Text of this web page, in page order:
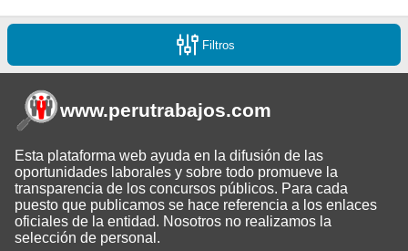
Filtros
www.perutrabajos.com
Esta plataforma web ayuda en la difusión de las
oportunidades laborales y sobre todo promueve la
transparencia de los concursos públicos. Para cada
puesto que publicamos se hace referencia a los enlaces
oficiales de la entidad. Nosotros no realizamos la
selección de personal.